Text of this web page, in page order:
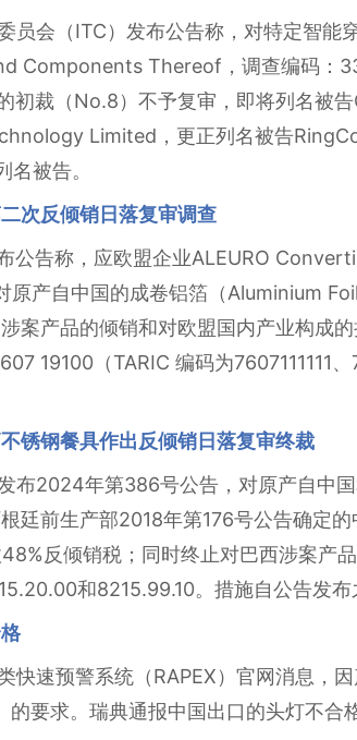
员会（ITC）发布公告称，对特定智能
Components Thereof，调查编码：
初裁（No.8）不予复审，即将列名被
Limited，更正列名被告
被告。
次反倾销日落复审调查
公告称，应欧盟企业ALEURO
产自中国的成卷铝箔（Aluminium
案产品的倾销和对欧盟国内产业构成
19100（TARIC 编码为7607111111
锈钢餐具作出反倾销日落复审终裁
布2024年第386号公告，对原产自中
廷前生产部2018年第176号公告确定
反倾销税；同时终止对巴西涉案产
和8215.99.10。措施自公告发布
速预警系统（RAPEX）官网消息，
要求。瑞典通报中国出口的头灯不合